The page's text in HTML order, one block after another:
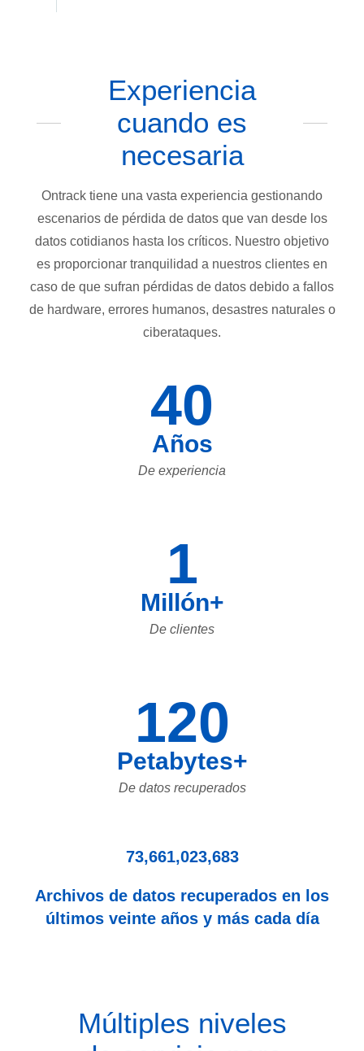
Experiencia
cuando es
necesaria
Ontrack tiene una vasta experiencia gestionando
escenarios de pérdida de datos que van desde los
datos cotidianos hasta los críticos. Nuestro objetivo
es proporcionar tranquilidad a nuestros clientes en
caso de que sufran pérdidas de datos debido a fallos
de hardware, errores humanos, desastres naturales o
ciberataques.
40
Años
De experiencia
1
Millón+
De clientes
120
Petabytes+
De datos recuperados
73,661,023,683
Archivos de datos recuperados en los
últimos veinte años y más cada día
Múltiples niveles